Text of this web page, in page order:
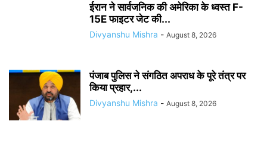
ईरान ने सार्वजनिक की अमेरिका के ध्वस्त F-
15E फाइटर जेट की...
Divyanshu Mishra - August 8, 2026
पंजाब पुलिस ने संगठित अपराध के पूरे तंत्र पर
किया प्रहार,...
Divyanshu Mishra - August 8, 2026